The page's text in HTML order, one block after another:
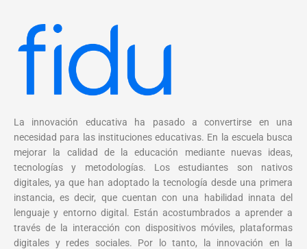
La innovación educativa ha pasado a convertirse en una
necesidad para las instituciones educativas. En la escuela busca
mejorar la calidad de la educación mediante nuevas ideas,
tecnologías y metodologías. Los estudiantes son nativos
digitales, ya que han adoptado la tecnología desde una primera
instancia, es decir, que cuentan con una habilidad innata del
lenguaje y entorno digital. Están acostumbrados a aprender a
través de la interacción con dispositivos móviles, plataformas
digitales y redes sociales. Por lo tanto, la innovación en la